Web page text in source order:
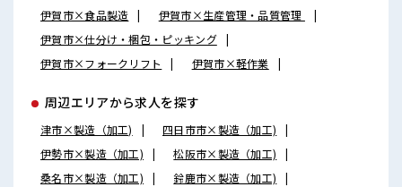
伊賀市×食品製造
伊賀市×生産管理・品質管理
伊賀市×仕分け・梱包・ピッキング
伊賀市×フォークリフト
伊賀市×軽作業
周辺エリアから求人を探す
津市×製造（加工)
四日市市×製造（加工)
伊勢市×製造（加工)
松阪市×製造（加工)
桑名市×製造（加工)
鈴鹿市×製造（加工)